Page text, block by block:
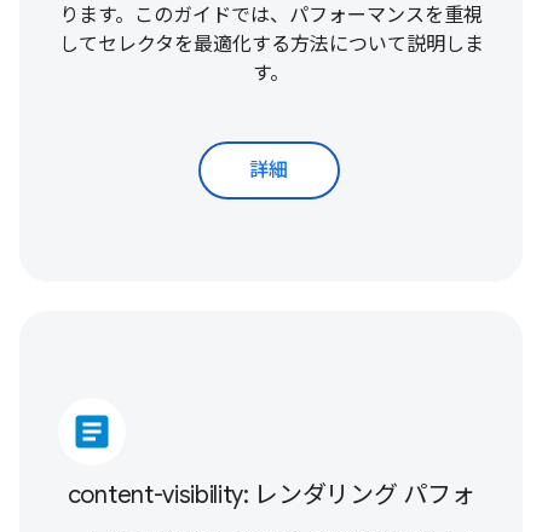
ります。このガイドでは、パフォーマンスを重視
してセレクタを最適化する方法について説明しま
す。
詳細
article
content-visibility: レンダリング パフォ